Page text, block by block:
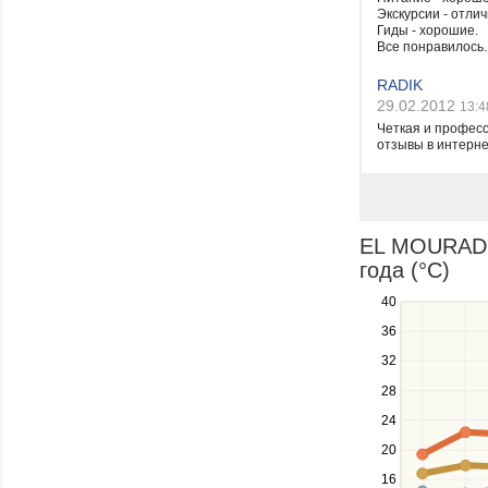
Экскурсии -
Гиды - хорошие.
Все понравилось.
RADIK
29.02.2012
Четкая и
отзывы в
EL
года (°C)
16
20
24
28
32
36
40
Use
the
and
down
to
navigate
between